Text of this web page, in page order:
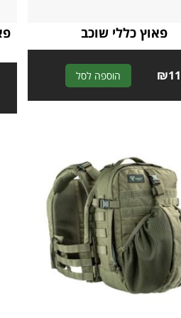
פאוץ כללי שוכב
₪ הוספה לסל
a
t
e
: